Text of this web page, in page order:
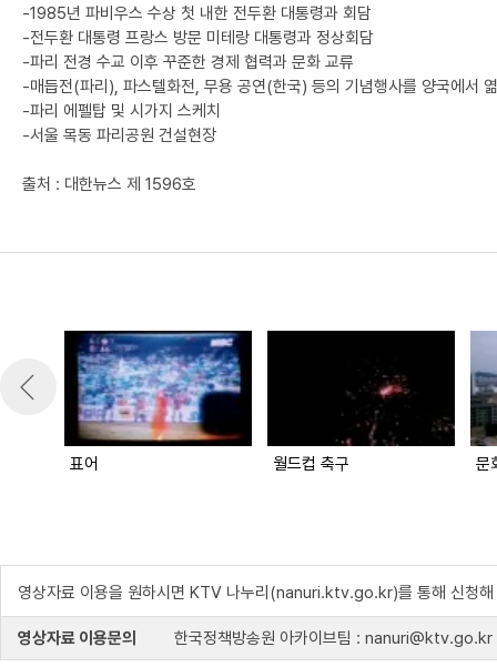
-1985년 파비우스 수상 첫 내한 전두환 대통령과 회담
-전두환 대통령 프랑스 방문 미테랑 대통령과 정상회담
-파리 전경 수교 이후 꾸준한 경제 협력과 문화 교류
-매듭전(파리), 파스텔화전, 무용 공연(한국) 등의 기념행사를 양국에서
-파리 에펠탑 및 시가지 스케치
-서울 목동 파리공원 건설현장
출처 : 대한뉴스 제 1596호
표어 월드컵 축구 문
영상자료 이용을 원하시면 KTV 나누리(nanuri.ktv.go.kr)를 통해 신청해
영상자료 이용문의 한국정책방송원 아카이브팀 : nanuri@ktv.go.kr